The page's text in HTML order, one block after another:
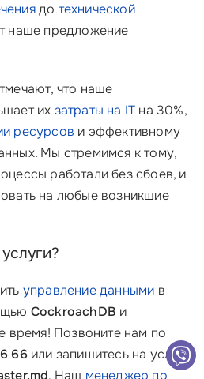
до технической
наше предложение
что наше
их затраты на IT на 30%,
ресурсов и эффективному
Мы стремимся к тому,
работали без сбоев, и
на любые возникшие
управление данными в
CockroachDB и
время! Позвоните нам по
66или запишитесь на услугу
. Наш менеджер по